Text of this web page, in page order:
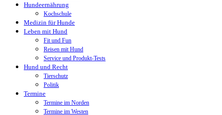
Hundeernährung
Kochschule
Medizin für Hunde
Leben mit Hund
Fit und Fun
Reisen mit Hund
Service und Produkt-Tests
Hund und Recht
Tierschutz
Politik
Termine
Termine im Norden
Termine im Westen